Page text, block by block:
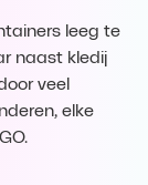
leeg te
naast kledij
veel
elke